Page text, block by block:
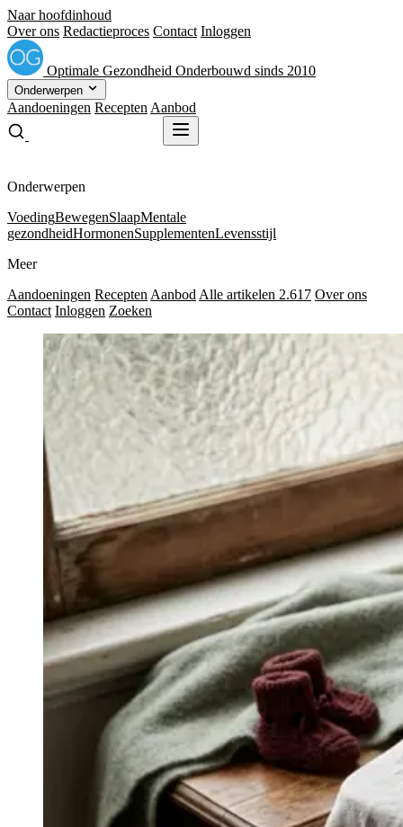
Naar hoofdinhoud
Over ons Redactieproces Contact Inloggen
Optimale Gezondheid Onderbouwd sinds 2010
Onderwerpen
Aandoeningen Recepten Aanbod
Onderwerpen
VoedingBewegenSlaapMentale
gezondheidHormonenSupplementenLevensstijl
Meer
Aandoeningen Recepten Aanbod Alle artikelen 2.617 Over ons
Contact Inloggen Zoeken